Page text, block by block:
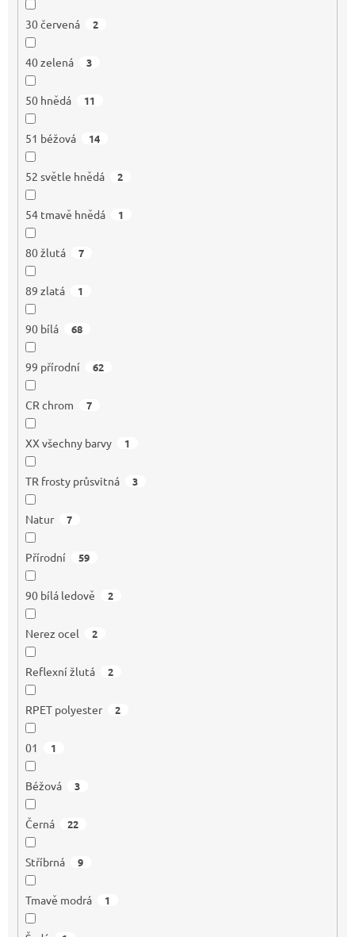
30 červená 2
40 zelená 3
50 hnědá 11
51 béžová 14
52 světle hnědá 2
54 tmavě hnědá 1
80 žlutá 7
89 zlatá 1
90 bílá 68
99 přírodní 62
CR chrom 7
XX všechny barvy 1
TR frosty průsvitná 3
Natur 7
Přírodní 59
90 bílá ledově 2
Nerez ocel 2
Reflexní žlutá 2
RPET polyester 2
01 1
Béžová 3
Černá 22
Stříbrná 9
Tmavě modrá 1